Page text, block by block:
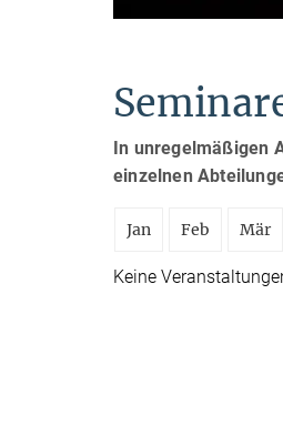
In unregelmäßigen
einzelnen
Jan Feb Mär
Keine